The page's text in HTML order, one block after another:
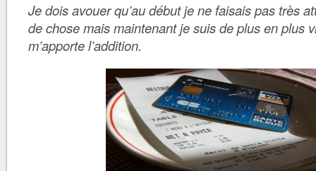
Je dois avouer qu’au début je ne faisais pas très
de chose mais maintenant je suis de plus en plus
m’apporte l’addition.